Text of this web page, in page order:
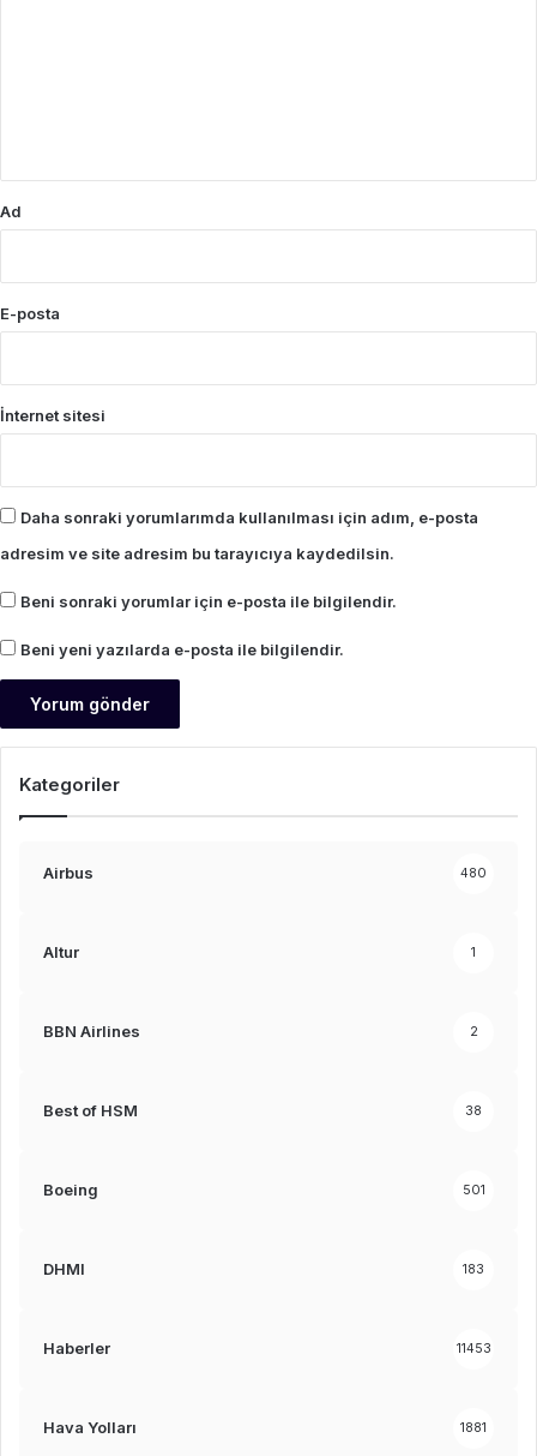
Ad
E-posta
İnternet sitesi
Daha sonraki yorumlarımda kullanılması için adım, e-posta
adresim ve site adresim bu tarayıcıya kaydedilsin.
Beni sonraki yorumlar için e-posta ile bilgilendir.
Beni yeni yazılarda e-posta ile bilgilendir.
Kategoriler
Airbus 480
Altur 1
BBN Airlines 2
Best of HSM 38
Boeing 501
DHMI 183
Haberler 11453
Hava Yolları 1881